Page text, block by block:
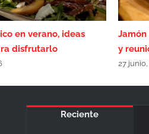
en verano, ideas
disfrutarlo
y
27
Reciente